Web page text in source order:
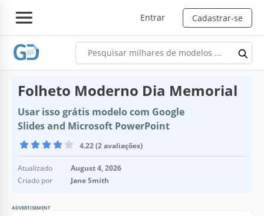
Entrar Cadastrar-se
Folheto Moderno Dia Memorial
Usar isso grátis modelo com Google
Slides and Microsoft PowerPoint
4.22 (2 avaliações)
Atualizado
August 4, 2026
Criado por
Jane Smith
ADVERTISEMENT